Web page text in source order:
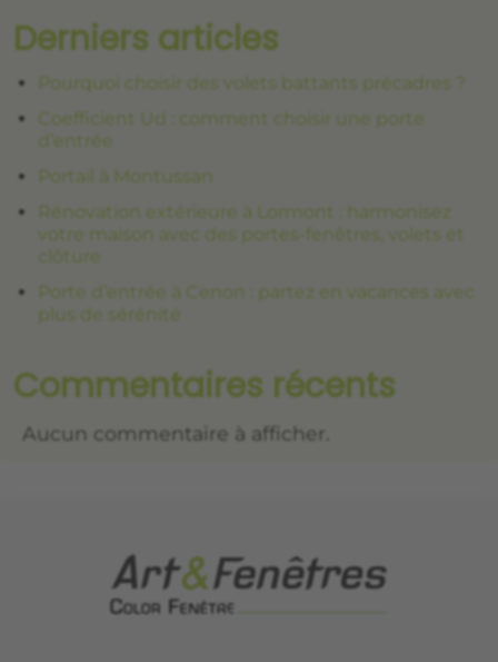
Derniers articles
Pourquoi choisir des volets battants précadres ?
Coefficient Ud : comment choisir une porte
d’entrée
Portail à Montussan
Rénovation extérieure à Lormont : harmonisez
votre maison avec des portes-fenêtres, volets et
clôture
Porte d’entrée à Cenon : partez en vacances avec
plus de sérénité
Commentaires récents
Aucun commentaire à afficher.